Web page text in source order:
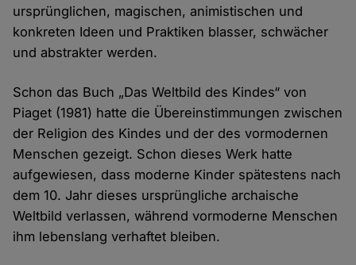
ursprünglichen, magischen, animistischen und
konkreten Ideen und Praktiken blasser, schwächer
und abstrakter werden.
Schon das Buch „Das Weltbild des Kindes“ von
Piaget (1981) hatte die Übereinstimmungen zwischen
der Religion des Kindes und der des vormodernen
Menschen gezeigt. Schon dieses Werk hatte
aufgewiesen, dass moderne Kinder spätestens nach
dem 10. Jahr dieses ursprüngliche archaische
Weltbild verlassen, während vormoderne Menschen
ihm lebenslang verhaftet bleiben.